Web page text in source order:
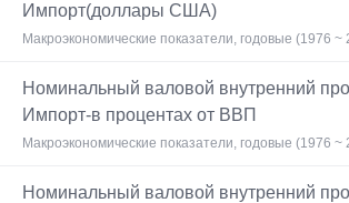
Импорт(доллары США)
Макроэкономические показатели, годовые (1976 ~
Номинальный валовой внутренний
Импорт-в процентах от ВВП
Макроэкономические показатели, годовые (1976 ~
Номинальный валовой внутренний